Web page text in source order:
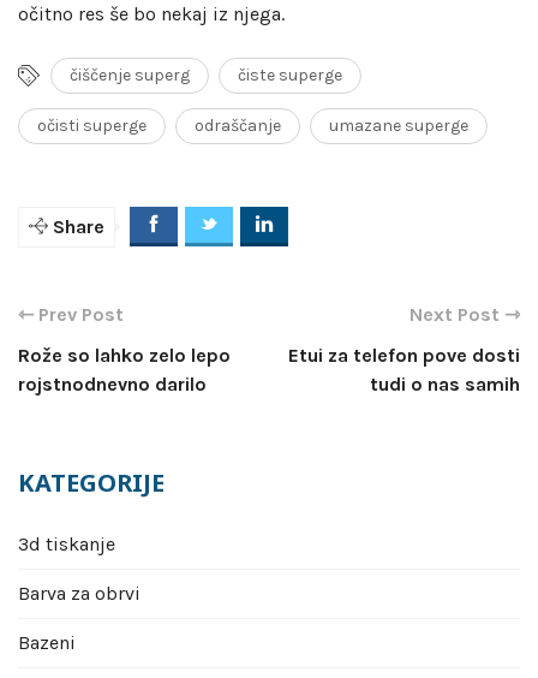
očitno res še bo nekaj iz njega.
čiščenje superg čiste superge
očisti superge odraščanje umazane superge
Share
Navigacija
prispevka
Rože so lahko zelo lepo
rojstnodnevno darilo
Etui za telefon pove dosti
tudi o nas samih
KATEGORIJE
3d tiskanje
Barva za obrvi
Bazeni